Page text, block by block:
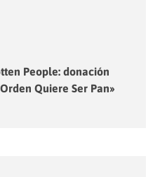
People: donación
Quiere Ser Pan»